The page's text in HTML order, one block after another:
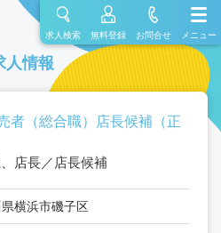
求人検索 無料登録 お問合せ メニュー
人情報
者（総合職）店長候補（正
店長／店長候補
横浜市磯子区